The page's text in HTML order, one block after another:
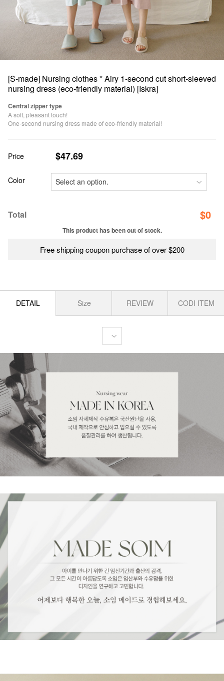
[S-made] Nursing clothes * Airy 1-second cut short-sleeved
nursing dress (eco-friendly material) [Iskra]
Central zipper type
A soft, pleasant touch!
One-second nursing dress made of eco-friendly material!
Price $47.69
Color
Total $0
This product has been out of stock.
Free shipping coupon purchase of over $200
DETAIL Size REVIEW CODI ITEM